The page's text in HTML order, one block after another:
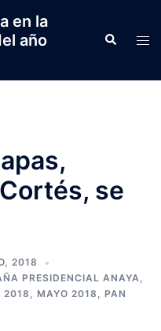
en la
año
Search
se
2018
PRESIDENCIAL ANAYA,
2018 , MAYO 2018 , PAN